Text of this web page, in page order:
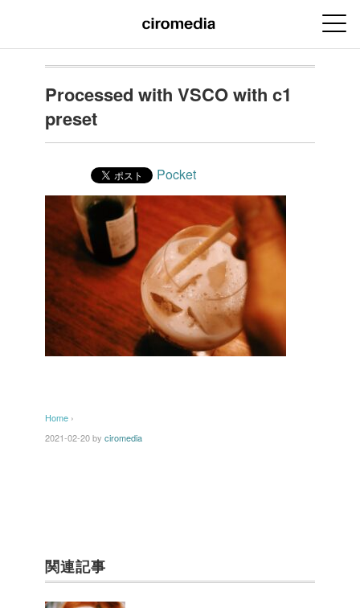
Processed with VSCO with c1
preset
Pocket
Home ›
2021-02-20by ciromedia
関連記事